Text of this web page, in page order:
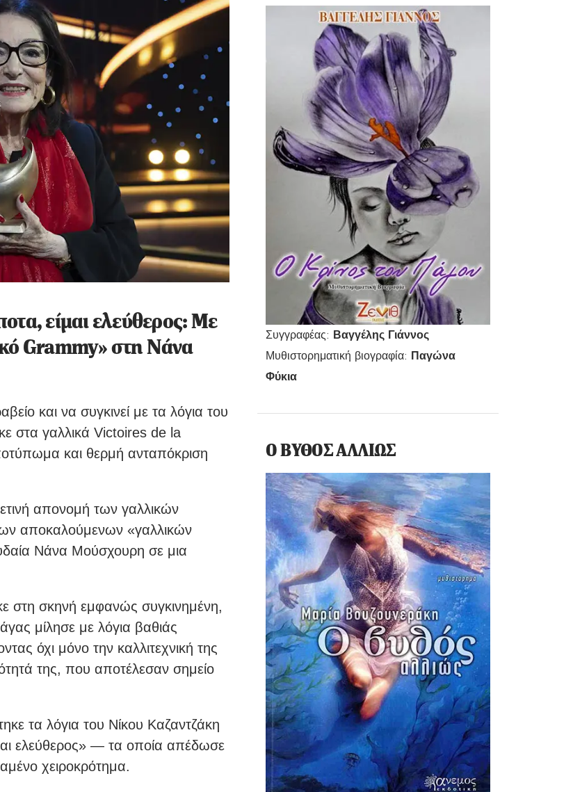
Συγγραφέας: Βαγγέλης Γιάννος
Μυθιστορηματική βιογραφία: Παγώνα
Φύκια
Ο ΒΥΘΟΣ ΑΛΛΙΩΣ
είμαι ελεύθερος: Με
Grammy» στη Νάνα
και να συγκινεί με τα λόγια του
στα γαλλικά Victoires de la
και θερμή ανταπόκριση
απονομή των γαλλικών
αποκαλούμενων «γαλλικών
Νάνα Μούσχουρη σε μια
στη σκηνή εμφανώς συγκινημένη,
μίλησε με λόγια βαθιάς
όχι μόνο την καλλιτεχνική της
της, που αποτέλεσαν σημείο
τα λόγια του Νίκου Καζαντζάκη
ελεύθερος» — τα οποία απέδωσε
χειροκρότημα.